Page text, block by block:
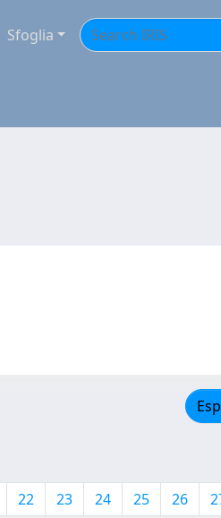
Sfoglia
22 23 24 25 26